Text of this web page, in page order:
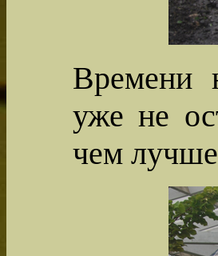
Времени
уже не
чем